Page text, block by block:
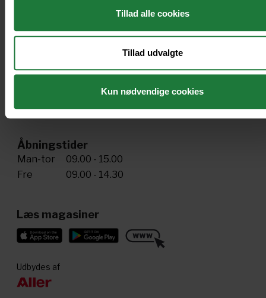
Tillad alle cookies
Tillad udvalgte
Kun nødvendige cookies
Skriv til os
Åbningstider
Man-tor
09.00 - 15.00
Fre
09.00 - 14.30
Læs magasiner
Udbydes af